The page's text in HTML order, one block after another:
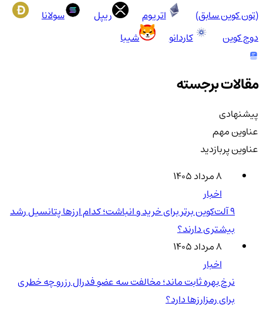
(تون کوین سابق)
اتریوم ریپل
سولانا
دوج کوین
کاردانو شیبا
مقالات برجسته
پیشنهادی
عناوین مهم
عناوین پربازدید
۸ مرداد ۱۴۰۵
اخبار
۹ آلت‌کوین برتر برای خرید و انباشت؛ کدام ارزها پتانسیل رشد
بیشتری دارند؟
۸ مرداد ۱۴۰۵
اخبار
نرخ بهره ثابت ماند؛ مخالفت سه عضو فدرال رزرو چه خطری
برای رمزارزها دارد؟